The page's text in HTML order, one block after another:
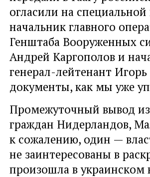
огласили на
начальник главного
Генштаба Вооруженных
Андрей Каргополов и
генерал-лейтенант
документы, как мы уже
Промежуточный вывод
граждан Нидерландов,
к сожалению, один —
не заинтересованы в
произошла в украинском